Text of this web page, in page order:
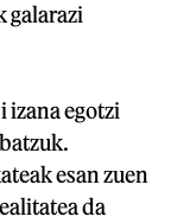
galarazi
egotzi
esan zuen
da